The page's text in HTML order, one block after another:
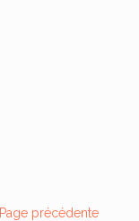
Page précédente